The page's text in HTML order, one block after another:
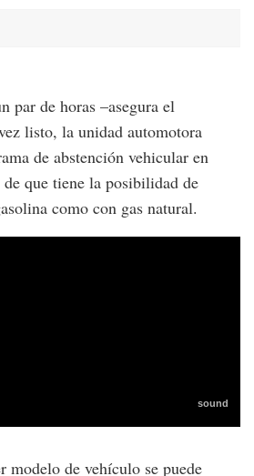
par de horas –asegura el
listo, la unidad automotora
de abstención vehicular en
de que tiene la posibilidad de
como con gas natural.
modelo de vehículo se puede